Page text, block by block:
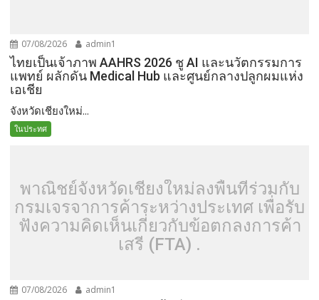
07/08/2026 admin1
ไทยเป็นเจ้าภาพ AAHRS 2026 ชู AI และนวัตกรรมการ
แพทย์ ผลักดัน Medical Hub และศูนย์กลางปลูกผมแห่ง
เอเชีย
จังหวัดเชียงใหม่...
ในประทศ
พาณิชย์จังหวัดเชียงใหม่ลงพื้นที่ร่วมกับ
กรมเจรจาการค้าระหว่างประเทศ เพื่อรับ
ฟังความคิดเห็นเกี่ยวกับข้อตกลงการค้า
เสรี (FTA) .
07/08/2026 admin1